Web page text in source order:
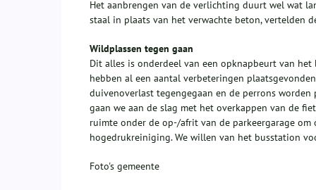
Het aanbrengen van de verlichting duurt wel wat
staal in plaats van het verwachte beton, vertelden
Wildplassen tegen gaan
Dit alles is onderdeel van een opknapbeurt van
hebben al een aantal verbeteringen
duivenoverlast tegengegaan en de perrons
gaan we aan de slag met het overkappen van de
ruimte onder de op-/afrit van de parkeergarage
hogedrukreiniging. We willen van het busstation
Foto's gemeente